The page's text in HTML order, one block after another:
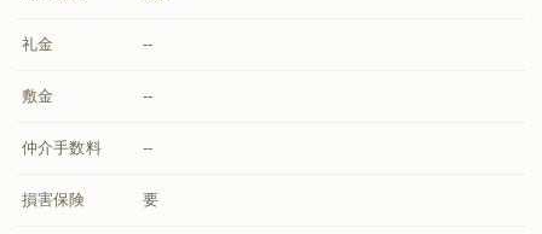
礼金 --
敷金 --
仲介手数料 --
損害保険 要